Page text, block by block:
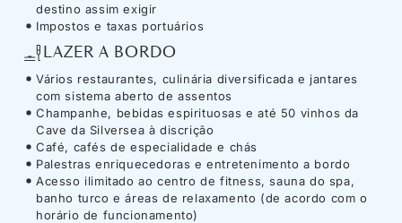
destino assim exigir
Impostos e taxas portuários
LAZER A BORDO
Vários restaurantes, culinária diversificada e jantares
com sistema aberto de assentos
Champanhe, bebidas espirituosas e até 50 vinhos da
Cave da Silversea à discrição
Café, cafés de especialidade e chás
Palestras enriquecedoras e entretenimento a bordo
Acesso ilimitado ao centro de fitness, sauna do spa,
banho turco e áreas de relaxamento (de acordo com o
horário de funcionamento)